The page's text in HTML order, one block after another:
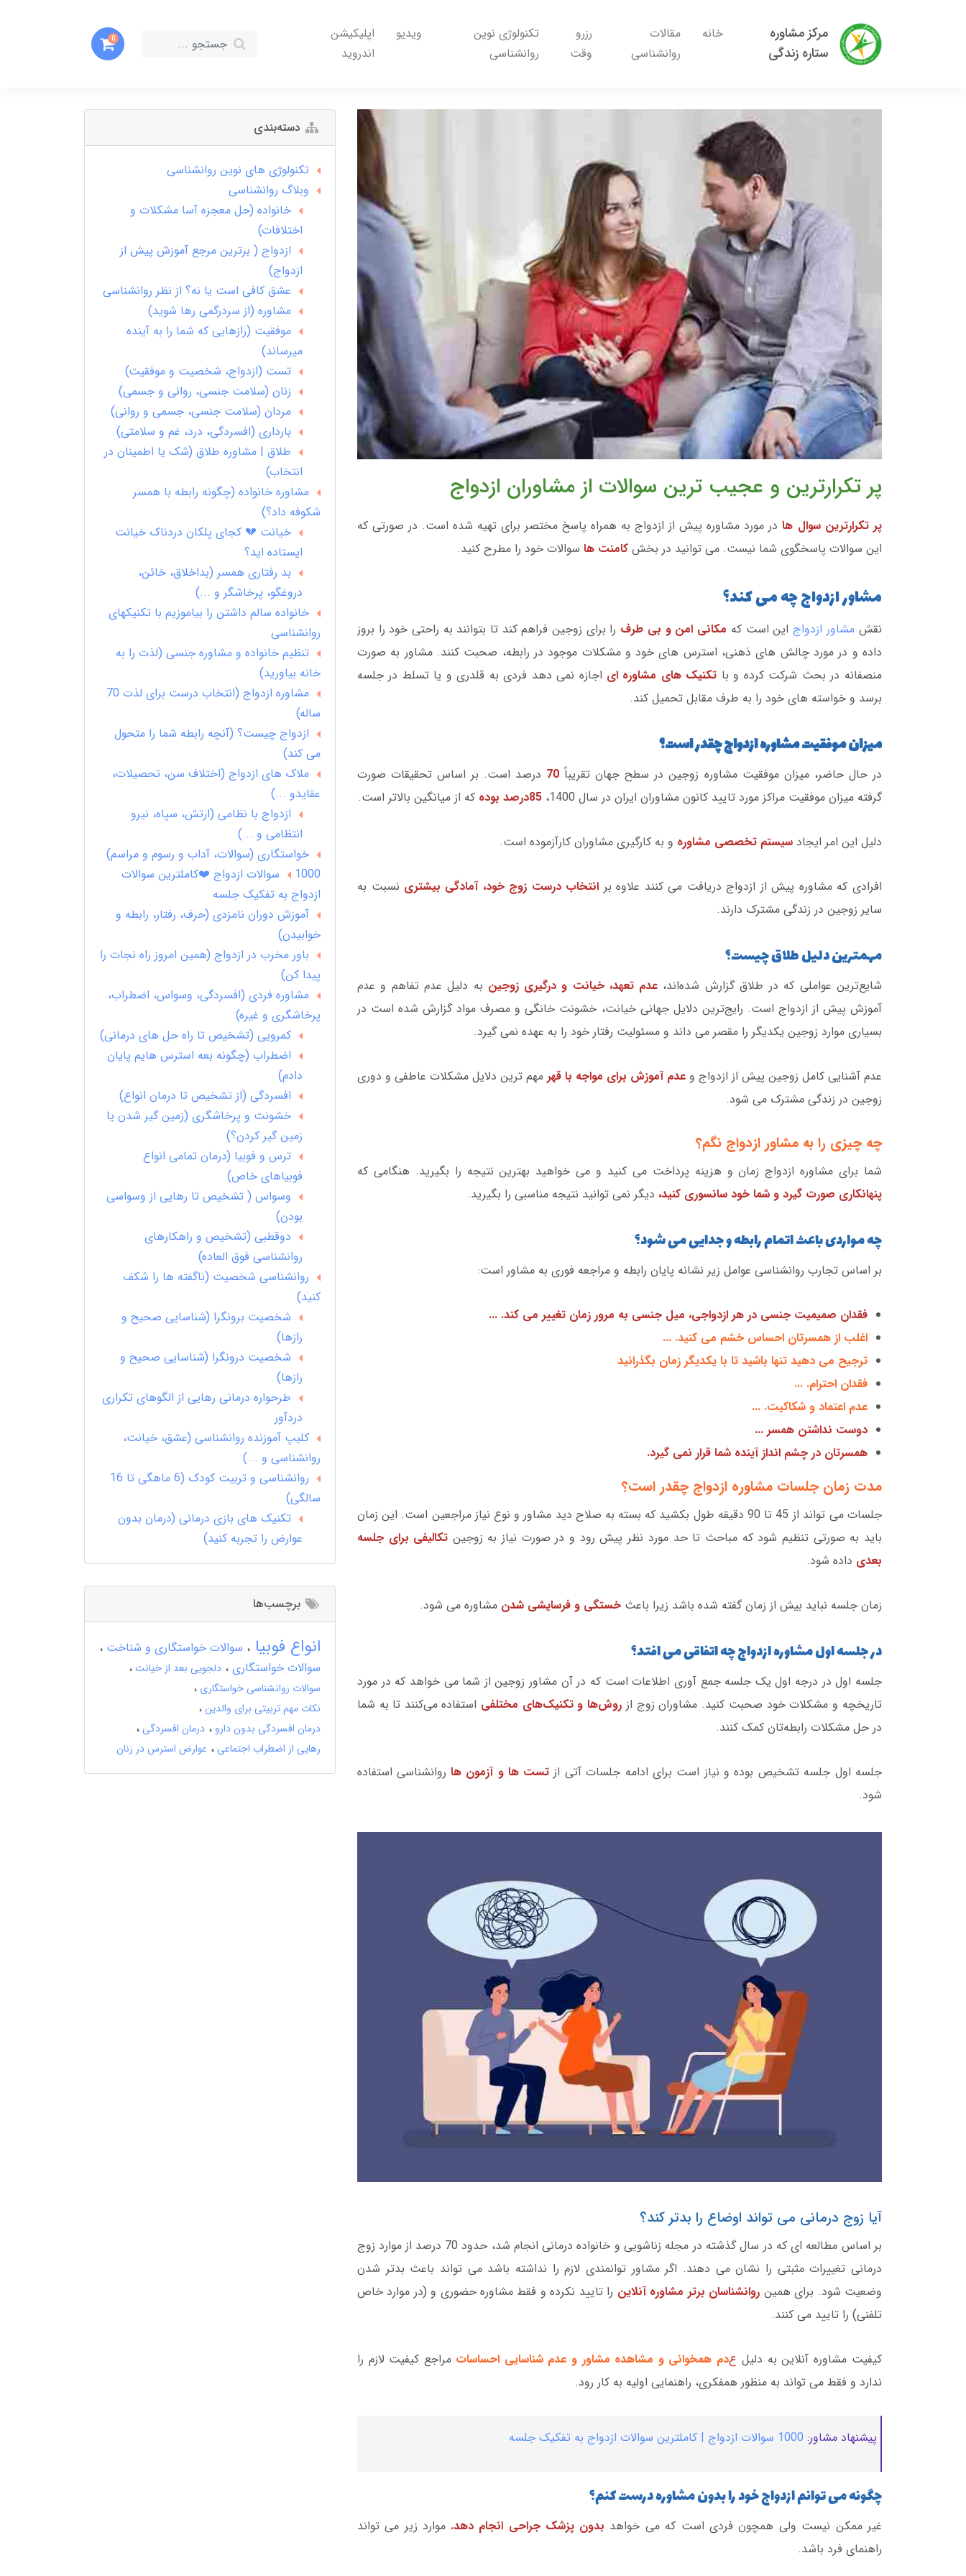
مرکز مشاوره
ستاره زندگی
خانه
مقالات
روانشناسی
رزرو
وقت
تکنولوژی نوین
روانشناسی
ویدیو
اپلیکیشن
اندروید
0
پر تکرارترین و عجیب ترین سوالات از مشاوران ازدواج
پر تکرارترین سوال ها در مورد مشاوره پیش از ازدواج به همراه پاسخ مختصر برای تهیه شده است. در صورتی که
این سوالات پاسخگوی شما نیست. می توانید در بخش کامنت ها سوالات خود را مطرح کنید.
مشاور ازدواج چه می کند؟
نقش مشاور ازدواج این است که مکانی امن و بی طرف را برای زوجین فراهم کند تا بتوانند به راحتی خود را بروز
داده و در مورد چالش های ذهنی، استرس های خود و مشکلات موجود در رابطه، صحبت کنند. مشاور به صورت
منصفانه در بحث شرکت کرده و با تکنیک های مشاوره ای اجازه نمی دهد فردی به قلدری و یا تسلط در جلسه
برسد و خواسته های خود را به طرف مقابل تحمیل کند.
میزان موفقیت مشاوره ازدواج چقدر است؟
در حال حاضر، میزان موفقیت مشاوره زوجین در سطح جهان تقریباً
درصد است. بر اساس تحقیقات صورت
گرفته میزان موفقیت مراکز مورد تایید کانون مشاوران ایران در سال 1400،
که از میانگین بالاتر است.
دلیل این امر ایجاد سیستم تخصصی مشاوره و به کارگیری مشاوران کارآزموده است.
افرادی که مشاوره پیش از ازدواج دریافت می کنند علاوه بر انتخاب درست زوج خود، آمادگی بیشتری نسبت به
سایر زوجین در زندگی مشترک دارند.
مهمترین دلیل طلاق چیست؟
شایع‌ترین عواملی که در طلاق گزارش شده‌اند، عدم تعهد، خیانت و درگیری زوجین به دلیل عدم تفاهم و عدم
آموزش پیش از ازدواج است. رایج‌ترین دلایل جهانی خیانت، خشونت خانگی و مصرف مواد گزارش شده است در
بسیاری موارد زوجین یکدیگر را مقصر می داند و مسئولیت رفتار خود را به عهده نمی گیرد.
عدم آشنایی کامل زوجین پیش از ازدواج و عدم آموزش برای مواجه با قهر مهم ترین دلایل مشکلات عاطفی و دوری
زوجین در زندگی مشترک می شود.
چه چیزی را به مشاور ازدواج نگم؟
شما برای مشاوره ازدواج زمان و هزینه پرداخت می کنید و می خواهید بهترین نتیجه را بگیرید. هنگامی که
پنهانکاری صورت گیرد و شما خود سانسوری کنید، دیگر نمی توانید نتیجه مناسبی را بگیرید.
چه مواردی باعث اتمام رابطه و جدایی می شود؟
بر اساس تجارب روانشناسی عوامل زیر نشانه پایان رابطه و مراجعه فوری به مشاور است:
فقدان صمیمیت جنسی در هر ازدواجی، میل جنسی به مرور زمان تغییر می کند. ...
اغلب از همسرتان احساس خشم می کنید. ...
ترجیح می دهید تنها باشید تا با یکدیگر زمان بگذرانید
فقدان احترام. ...
عدم اعتماد و شکاکیت. ...
دوست نداشتن همسر ...
همسرتان در چشم انداز آینده شما قرار نمی گیرد.
مدت زمان جلسات مشاوره ازدواج چقدر است؟
جلسات می تواند از 45 تا 90 دقیقه طول بکشید که بسته به صلاح دید مشاور و نوع نیاز مراجعین است. این زمان
باید به صورتی تنظیم شود که مباحث تا حد مورد نظر پیش رود و در صورت نیاز به زوجین تکالیفی برای جلسه
بعدی داده شود.
زمان جلسه نباید بیش از زمان گفته شده باشد زیرا باعث خستگی و فرسایشی شدن مشاوره می شود.
در جلسه اول مشاوره ازدواج چه اتفاقی می افتد؟
جلسه اول در درجه اول یک جلسه جمع آوری اطلاعات است که در آن مشاور زوجین از شما می خواهد که در مورد
تاریخچه و مشکلات خود صحبت کنید. مشاوران زوج از روش‌ها و تکنیک‌های مختلفی استفاده می‌کنند تا به شما
در حل مشکلات رابطه‌تان کمک کنند.
جلسه اول جلسه تشخیص بوده و نیاز است برای ادامه جلسات آتی از تست ها و آزمون ها روانشناسی استفاده
شود.
آیا زوج درمانی می تواند اوضاع را بدتر کند؟
بر اساس مطالعه ای که در سال گذشته در مجله زناشویی و خانواده درمانی انجام شد، حدود 70 درصد از موارد زوج
درمانی تغییرات مثبتی را نشان می دهند. اگر مشاور توانمندی لازم را نداشته باشد می تواند باعث بدتر شدن
وضعیت شود. برای همین روانشناسان برتر مشاوره آنلاین را تایید نکرده و فقط مشاوره حضوری و (در موارد خاص
تلفنی) را تایید می کنند.
کیفیت مشاوره آنلاین به دلیل عدم همخوانی و مشاهده مشاور و عدم شناسایی احساسات مراجع کیفیت لازم را
ندارد و فقط می تواند به منظور همفکری، راهنمایی اولیه به کار رود.
پیشنهاد مشاور: 1000 سوالات ازدواج | کاملترین سوالات ازدواج به تفکیک جلسه
چگونه می توانم ازدواج خود را بدون مشاوره درست کنم؟
غیر ممکن نیست ولی همچون فردی است که می خواهد بدون پزشک جراحی انجام دهد. موارد زیر می تواند
راهنمای فرد باشد.
دسته‌بندی
تکنولوژی های نوین روانشناسی
وبلاگ روانشناسی
خانواده (حل معجزه آسا مشکلات و
اختلافات)
ازدواج ( برترین مرجع آموزش پیش از
ازدواج)
عشق کافی است یا نه؟ از نظر روانشناسی
مشاوره (از سردرگمی رها شوید)
موفقیت (رازهایی که شما را به آینده
میرساند)
تست (ازدواج، شخصیت و موفقیت)
زنان (سلامت جنسی، روانی و جسمی)
مردان (سلامت جنسی، جسمی و روانی)
بارداری (افسردگی، درد، غم و سلامتی)
طلاق | مشاوره طلاق (شک یا اطمینان در
انتخاب)
مشاوره خانواده (چگونه رابطه با همسر
شکوفه داد؟)
خیانت 💔 کجای پلکان دردناک خیانت
ایستاده اید؟
بد رفتاری همسر (بداخلاق، خائن،
دروغگو، پرخاشگر و ...)
خانواده سالم داشتن را بیاموزیم با تکنیکهای
روانشناسی
تنظیم خانواده و مشاوره جنسی (لذت را به
خانه بیاورید)
مشاوره ازدواج (انتخاب درست برای لذت 70
ساله)
ازدواج چیست؟ (آنچه رابطه شما را متحول
می کند)
ملاک های ازدواج (اختلاف سن، تحصیلات،
عقایدو ...)
ازدواج با نظامی (ارتش، سپاه، نیرو
انتظامی و ...)
خواستگاری (سوالات، آداب و رسوم و مراسم)
1000 سوالات ازدواج ❤️کاملترین سوالات
ازدواج به تفکیک جلسه
آموزش دوران نامزدی (حرف، رفتار، رابطه و
خوابیدن)
باور مخرب در ازدواج (همین امروز راه نجات را
پیدا کن)
مشاوره فردی (افسردگی، وسواس، اضطراب،
پرخاشگری و غیره)
کمرویی (تشخیص تا راه حل های درمانی)
اضطراب (چگونه بعه استرس هایم پایان
دادم)
افسردگی (از تشخیص تا درمان انواع)
خشونت و پرخاشگری (زمین گیر شدن یا
زمین گیر کردن؟)
ترس و فوبیا (درمان تمامی انواع
فوبیاهای خاص)
وسواس ( تشخیص تا رهایی از وسواسی
بودن)
دوقطبی (تشخیص و راهکارهای
روانشناسی فوق العاده)
روانشناسی شخصیت (ناگفته ها را شکف
کنید)
شخصیت برونگرا (شناسایی صحیح و
رازها)
شخصیت درونگرا (شناسایی صحیح و
رازها)
طرحواره درمانی رهایی از الگوهای تکراری
دردآور
کلیپ آموزنده روانشناسی (عشق، خیانت،
روانشناسی و ...)
روانشناسی و تربیت کودک (6 ماهگی تا 16
سالگی)
تکنیک های بازی درمانی (درمان بدون
عوارض را تجربه کنید)
برچسب‌ها
انواع فوبیا
سوالات خواستگاری و شناخت
سوالات خواستگاری
دلجویی بعد از خیانت
سوالات روانشناسی خواستگاری
نکات مهم تربیتی برای والدین
درمان افسردگی بدون دارو
درمان افسردگی
رهایی از اضطراب اجتماعی
عوارض استرس در زنان